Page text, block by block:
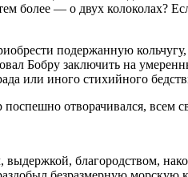
более — о двух колоколах?
подержанную
Бобру заключить на
или иного стихийного
поспешно отворачивался,
благородством,